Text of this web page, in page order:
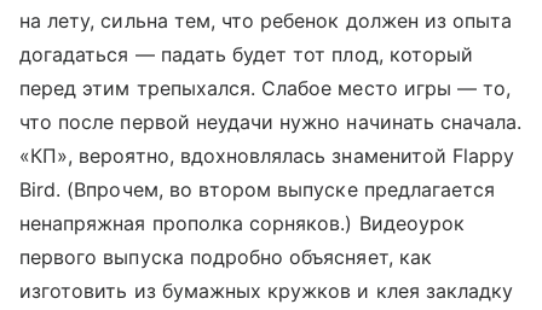
на лету, сильна тем, что ребенок должен из опыта
догадаться — падать будет тот плод, который
перед этим трепыхался. Слабое место игры — то,
что после первой неудачи нужно начинать сначала.
«КП», вероятно, вдохновлялась знаменитой Flappy
Bird. (Впрочем, во втором выпуске предлагается
ненапряжная прополка сорняков.) Видеоурок
первого выпуска подробно объясняет, как
изготовить из бумажных кружков и клея закладку